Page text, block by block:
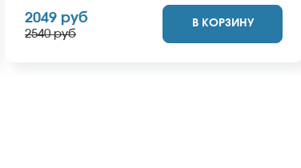
Калифорнийская классика (8 шт.), Ролл
Анапский (8 шт.), Ролл Охотский с курочкой
(8 шт.), Ролл Бангкок (8 шт.), Ролл Карибы (8
2049 руб
2540 руб
В КОРЗИНУ